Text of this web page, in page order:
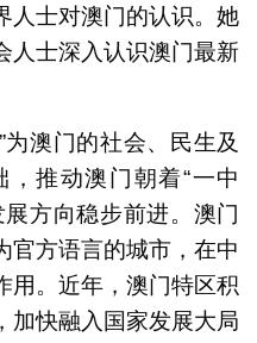
人士对澳门的认识。她
人士深入认识澳门最新
澳门的社会、民生及
推动澳门朝着“一中
方向稳步前进。澳门
官方语言的城市，在中
用。近年，澳门特区积
加快融入国家发展大局